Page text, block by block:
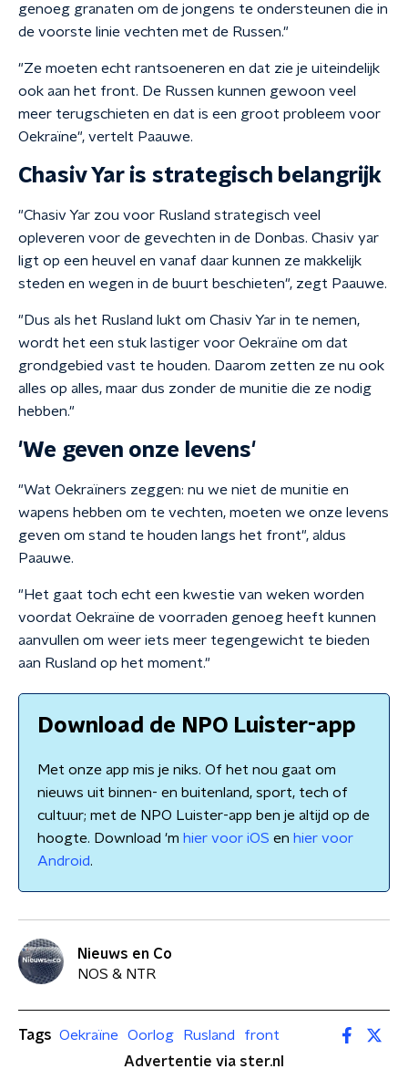
genoeg granaten om de jongens te ondersteunen die in
de voorste linie vechten met de Russen."
"Ze moeten echt rantsoeneren en dat zie je uiteindelijk
ook aan het front. De Russen kunnen gewoon veel
meer terugschieten en dat is een groot probleem voor
Oekraïne", vertelt Paauwe.
Chasiv Yar is strategisch belangrijk
"Chasiv Yar zou voor Rusland strategisch veel
opleveren voor de gevechten in de Donbas. Chasiv yar
ligt op een heuvel en vanaf daar kunnen ze makkelijk
steden en wegen in de buurt beschieten", zegt Paauwe.
"Dus als het Rusland lukt om Chasiv Yar in te nemen,
wordt het een stuk lastiger voor Oekraïne om dat
grondgebied vast te houden. Daarom zetten ze nu ook
alles op alles, maar dus zonder de munitie die ze nodig
hebben."
'We geven onze levens'
"Wat Oekraïners zeggen: nu we niet de munitie en
wapens hebben om te vechten, moeten we onze levens
geven om stand te houden langs het front", aldus
Paauwe.
"Het gaat toch echt een kwestie van weken worden
voordat Oekraïne de voorraden genoeg heeft kunnen
aanvullen om weer iets meer tegengewicht te bieden
aan Rusland op het moment."
Download de NPO Luister-app
Met onze app mis je niks. Of het nou gaat om
nieuws uit binnen- en buitenland, sport, tech of
cultuur; met de NPO Luister-app ben je altijd op de
hoogte. Download 'm hier voor iOS en hier voor
Android.
Nieuws en Co
NOS & NTR
Tags Oekraïne Oorlog Rusland
front
Advertentie via ster.nl